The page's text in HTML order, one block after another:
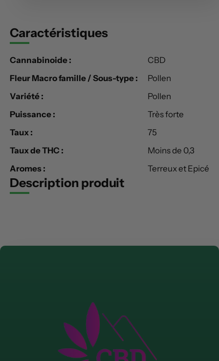
Caractéristiques
Cannabinoide :
CBD
Fleur Macro famille / Sous-type :
Pollen
Variété :
Pollen
Puissance :
Très forte
Taux :
75
Taux de THC :
Moins de 0,3
Aromes :
Terreux et Epicé
Description produit